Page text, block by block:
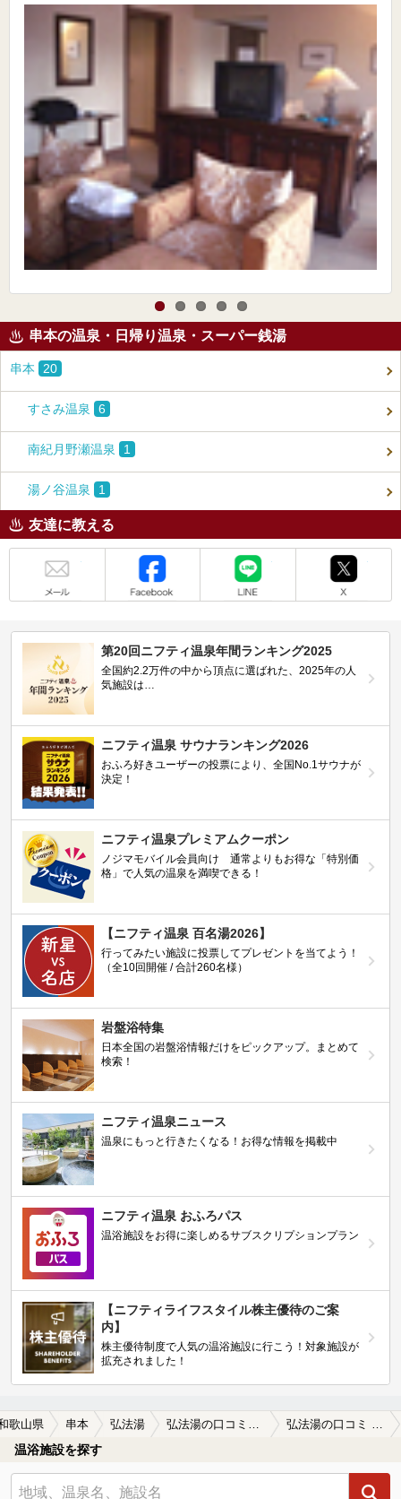
串本の温泉・日帰り温泉・スーパー銭湯
串本 20
すさみ温泉 6
南紀月野瀬温泉 1
湯ノ谷温泉 1
友達に教える
第20回ニフティ温泉年間ランキング2025
全国約2.2万件の中から頂点に選ばれた、2025年の人
気施設は…
ニフティ温泉 サウナランキング2026
おふろ好きユーザーの投票により、全国No.1サウナが
決定！
ニフティ温泉プレミアムクーポン
ノジマモバイル会員向け 通常よりもお得な「特別価
格」で人気の温泉を満喫できる！
【ニフティ温泉 百名湯2026】
行ってみたい施設に投票してプレゼントを当てよう！
（全10回開催 / 合計260名様）
岩盤浴特集
日本全国の岩盤浴情報だけをピックアップ。まとめて
検索！
ニフティ温泉ニュース
温泉にもっと行きたくなる！お得な情報を掲載中
ニフティ温泉 おふろパス
温浴施設をお得に楽しめるサブスクリプションプラン
【ニフティライフスタイル株主優待のご案
内】
株主優待制度で人気の温浴施設に行こう！対象施設が
拡充されました！
歌山県 串本 弘法湯 弘法湯の口コミ一覧 弘法湯の口コミ 参考情報
温浴施設を探す